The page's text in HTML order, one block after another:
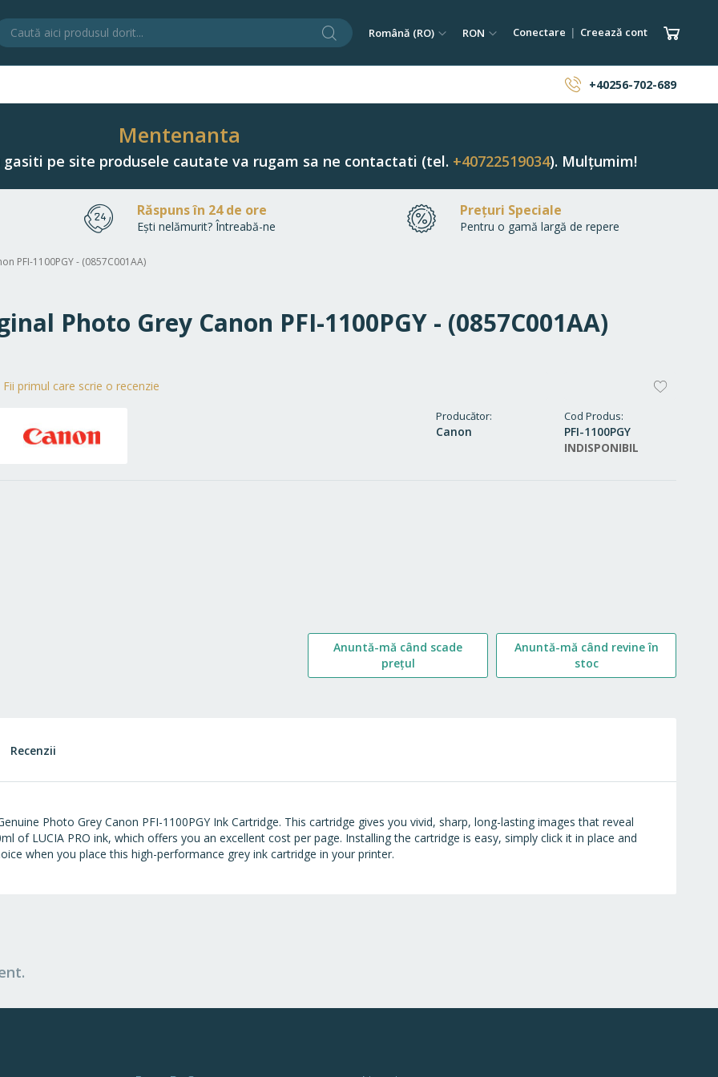
CăutareLimba
Română (RO) Monedă
RON Conectare Creează cont Coșul
+40256-702-689
Mentenanta
pe site produsele cautate va rugam sa ne contactati (tel. +40722519034). Mulțumim!
Răspuns în 24 de ore
Ești nelămurit? Întreabă-ne
Prețuri Speciale
Pentru o gamă largă de repere
PFI-1100PGY - (0857C001AA)
Photo Grey Canon PFI-1100PGY - (0857C001AA)
Producător
Canon
Cod Produs
PFI-1100PGY
INDISPONIBIL
Fii primul care scrie o recenzie
Anuntă-mă când scade
prețul
Anuntă-mă când revine în
stoc
Photo Grey Canon PFI-1100PGY Ink Cartridge. This cartridge gives you vivid, sharp, long-lasting images that reveal
of LUCIA PRO ink, which offers you an excellent cost per page. Installing the cartridge is easy, simply click it in place and
when you place this high-performance grey ink cartridge in your printer.
Recenzii